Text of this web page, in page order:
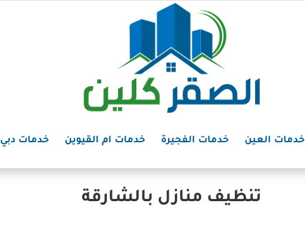
خدمات العين خدمات الفجيرة خدمات ام القيوين خدمات دبي
تنظيف منازل بالشارقة